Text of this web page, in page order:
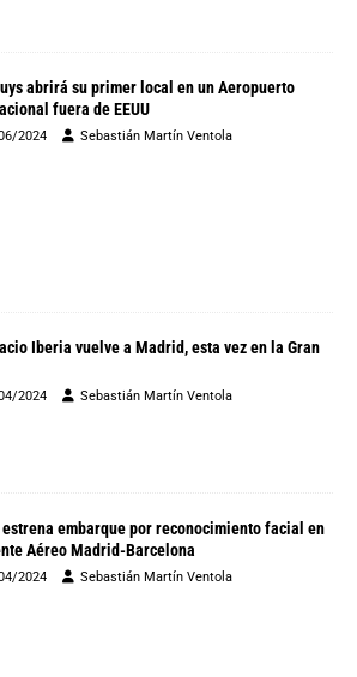
abrirá su primer local en un Aeropuerto
fuera de EEUU
2024 Sebastián Martín Ventola
Iberia vuelve a Madrid, esta vez en la Gran
2024 Sebastián Martín Ventola
embarque por reconocimiento facial en
Aéreo Madrid-Barcelona
2024 Sebastián Martín Ventola